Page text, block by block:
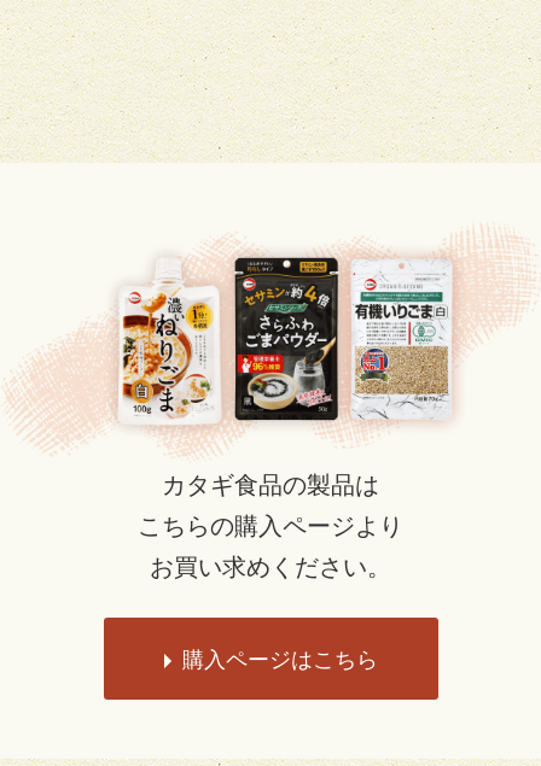
カタギ食品の製品は
こちらの購入ページより
お買い求めください。
購入ページはこちら